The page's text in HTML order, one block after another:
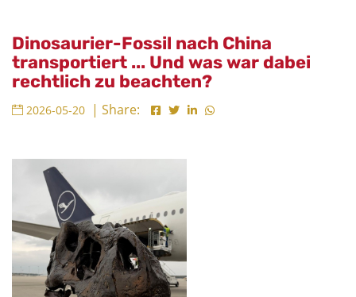
Dinosaurier-Fossil nach China
transportiert ... Und was war dabei
rechtlich zu beachten?
2026-05-20 | Share: